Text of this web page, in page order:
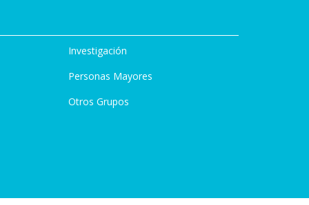
Investigación
Personas Mayores
Otros Grupos